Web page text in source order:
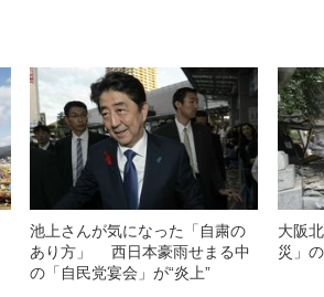
池上さんが気になった「自粛の
あり方」 西日本豪雨せまる中
の「自民党宴会」が“炎上”
大阪
災」